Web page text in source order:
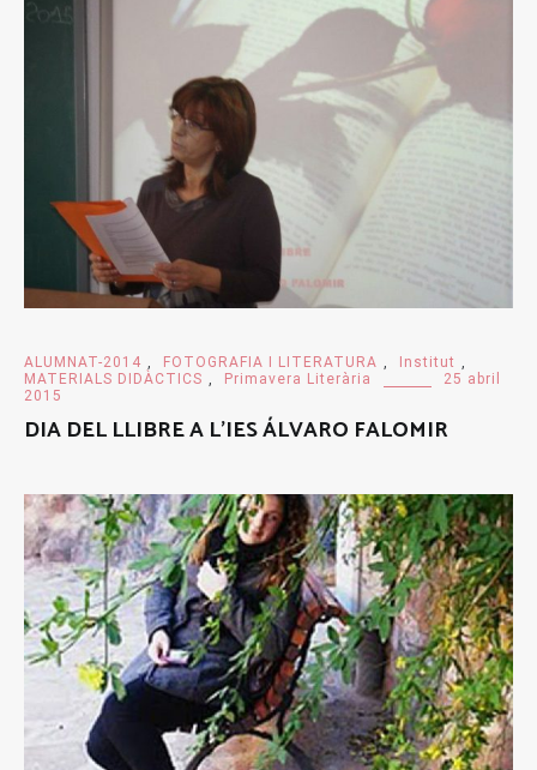
ALUMNAT-2014 , FOTOGRAFIA I LITERATURA , Institut ,
MATERIALS DIDÀCTICS , Primavera Literària
25 abril
2015
DIA DEL LLIBRE A L’IES ÁLVARO FALOMIR